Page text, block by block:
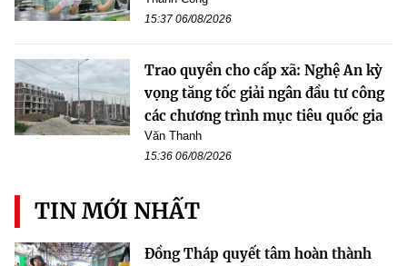
15:37 06/08/2026
Trao quyền cho cấp xã: Nghệ An kỳ
vọng tăng tốc giải ngân đầu tư công
các chương trình mục tiêu quốc gia
Văn Thanh
15:36 06/08/2026
TIN MỚI NHẤT
Đồng Tháp quyết tâm hoàn thành